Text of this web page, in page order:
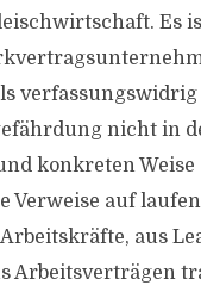
Es
verfassungswidrig
nicht in
konkreten Weise
auf
aus
Arbeitsverträgen